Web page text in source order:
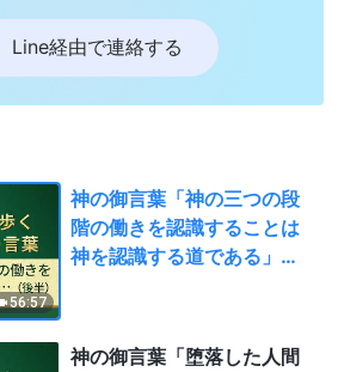
Line経由で連絡する
56:57
神の御言葉「神の三つの段
階の働きを認識することは
神を認識する道である」
神の御言葉「堕落した人間